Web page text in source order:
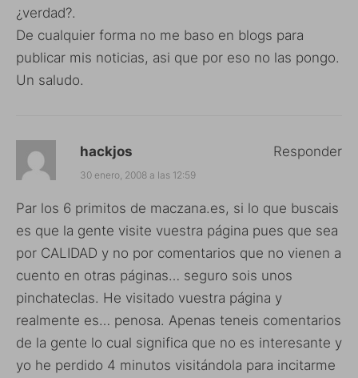
¿verdad?.
De cualquier forma no me baso en blogs para
publicar mis noticias, asi que por eso no las pongo.
Un saludo.
hackjos
30 enero, 2008 a las 12:59
Par los 6 primitos de maczana.es, si lo que buscais
es que la gente visite vuestra página pues que sea
por CALIDAD y no por comentarios que no vienen a
cuento en otras páginas… seguro sois unos
pinchateclas. He visitado vuestra página y
realmente es… penosa. Apenas teneis comentarios
de la gente lo cual significa que no es interesante y
yo he perdido 4 minutos visitándola para incitarme
Responder